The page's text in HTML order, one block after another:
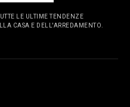
LE ULTIME TENDENZE
CASA E DELL'ARREDAMENTO.